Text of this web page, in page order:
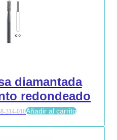
diamantada
redondeado
314-010Añadir al carrito